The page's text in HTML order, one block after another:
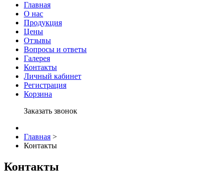
Главная
О нас
Продукция
Цены
Отзывы
Вопросы и ответы
Галерея
Контакты
Личный кабинет
Регистрация
Корзина
Заказать звонок
Главная >
Контакты
Контакты